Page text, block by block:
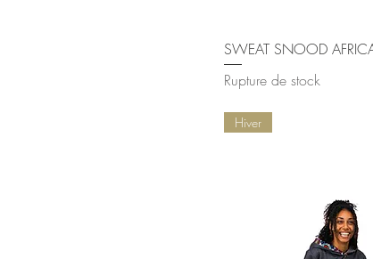
SWEAT SNOOD
Rupture de stock
Hiver